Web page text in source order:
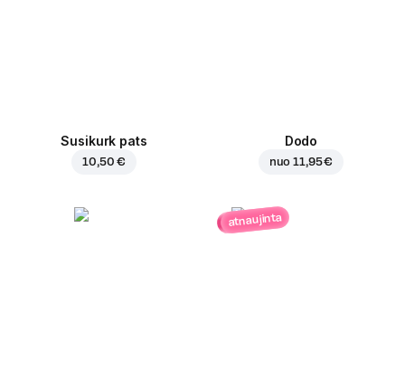
Susikurk pats
10,50 €
Dodo
nuo11,95 €
atnaujinta